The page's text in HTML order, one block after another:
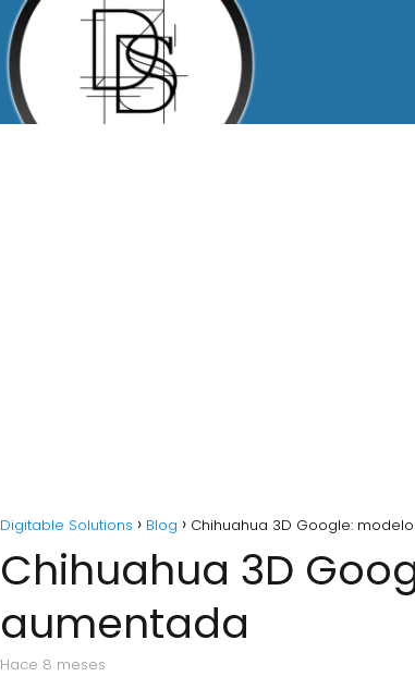
Digitable Solutions Blog Chihuahua 3D Google:
Chihuahua 3D
aumentada
hace 8 meses